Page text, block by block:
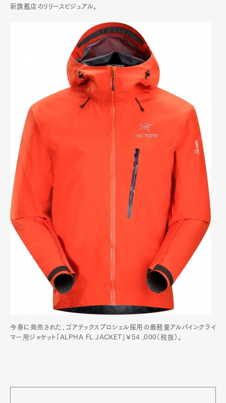
新旗艦店のリリースビジュアル。
今春に発売された、ゴアテックスプロシェル採用の最軽量アルパインクライ
マー用ジャケット「ALPHA FL JACKET」￥54 ,000（税抜）。